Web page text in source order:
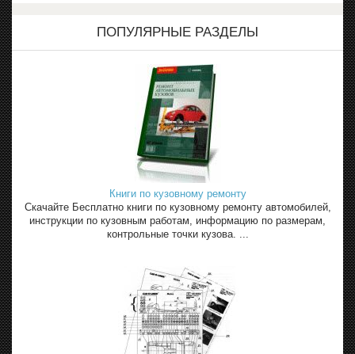
ПОПУЛЯРНЫЕ РАЗДЕЛЫ
Книги по кузовному ремонту
Скачайте Бесплатно книги по кузовному ремонту автомобилей,
инструкции по кузовным работам, информацию по размерам,
контрольные точки кузова. ...